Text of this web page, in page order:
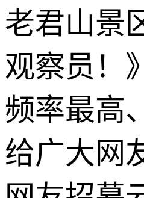
老君山景
观察员！
频率最高
给广大网